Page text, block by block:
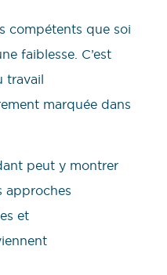
compétents que soi
faiblesse. C’est
travail
marquée dans
peut y montrer
approches
et